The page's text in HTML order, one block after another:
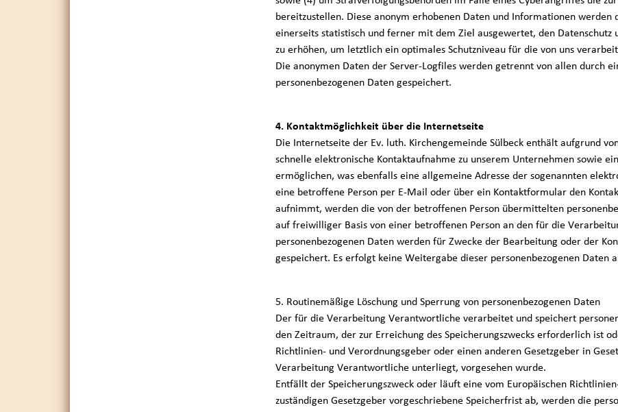
bereitzustellen. Diese anonym erhobenen Daten und Informationen werden
einerseits statistisch und ferner mit dem Ziel ausgewertet, den
zu erhöhen, um letztlich ein optimales Schutzniveau für die von uns
Die anonymen Daten der Server-Logfiles werden getrennt von allen durch
personenbezogenen Daten gespeichert.
4. Kontaktmöglichkeit über die Internetseite
Die Internetseite der Ev. luth. Kirchengemeinde Sülbeck enthält aufgrund
schnelle elektronische Kontaktaufnahme zu unserem Unternehmen sowie
ermöglichen, was ebenfalls eine allgemeine Adresse der sogenannten
eine betroffene Person per E-Mail oder über ein Kontaktformular den
aufnimmt, werden die von der betroffenen Person übermittelten
auf freiwilliger Basis von einer betroffenen Person an den für die
personenbezogenen Daten werden für Zwecke der Bearbeitung oder der
gespeichert. Es erfolgt keine Weitergabe dieser personenbezogenen Daten
5. Routinemäßige Löschung und Sperrung von personenbezogenen Daten
Der für die Verarbeitung Verantwortliche verarbeitet und speichert
den Zeitraum, der zur Erreichung des Speicherungszwecks erforderlich ist
Richtlinien- und Verordnungsgeber oder einen anderen Gesetzgeber in
Verarbeitung Verantwortliche unterliegt, vorgesehen wurde.
Entfällt der Speicherungszweck oder läuft eine vom Europäischen
zuständigen Gesetzgeber vorgeschriebene Speicherfrist ab, werden die